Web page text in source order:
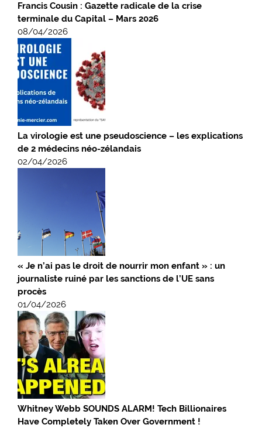
Francis Cousin : Gazette radicale de la crise
terminale du Capital – Mars 2026
08/04/2026
La virologie est une pseudoscience – les explications
de 2 médecins néo-zélandais
02/04/2026
« Je n’ai pas le droit de nourrir mon enfant » : un
journaliste ruiné par les sanctions de l’UE sans
procès
01/04/2026
Whitney Webb SOUNDS ALARM! Tech Billionaires
Have Completely Taken Over Government !